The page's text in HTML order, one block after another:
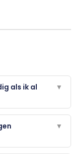
als ik al
▼
▼